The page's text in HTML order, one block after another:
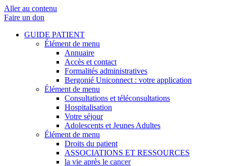
Aller au contenu
Faire un don
GUIDE PATIENT
Élément de menu
Annuaire
Accès et contact
Formalités administratives
Bergonié Uniconnect : votre application
Élément de menu
Consultations et téléconsultations
Hospitalisation
Votre séjour
Adolescents et Jeunes Adultes
Élément de menu
Droits du patient
ASSOCIATIONS ET RESSOURCES
la vie après le cancer